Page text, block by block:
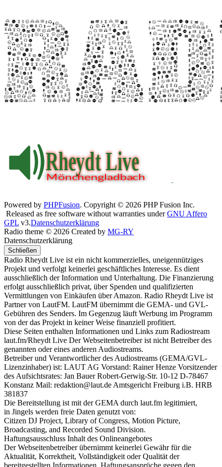
Powered by PHPFusion. Copyright © 2026 PHP Fusion Inc.
Released as free software without warranties underGNU Affero
GPL v3.Datenschutzerklärung
Radio theme © 2026 Created by MG-RY
Datenschutzerklärung
Schließen
Radio Rheydt Live ist ein nicht kommerzielles, uneigennütziges
Projekt und verfolgt keinerlei geschäftliches Interesse. Es dient
ausschließlich der Information und Unterhaltung. Die Finanzierung
erfolgt ausschließlich privat, über Spenden und qualifizierten
Vermittlungen von Einkäufen über Amazon. Radio Rheydt Live ist
Partner von LautFM. LautFM übernimmt die GEMA- und GVL-
Gebühren des Senders. Im Gegenzug läuft Werbung im Programm
von der das Projekt in keiner Weise finanziell profitiert.
Diese Seiten enthalten Informationen und Links zum Radiostream
laut.fm/Rheydt Live Der Webseitenbetreiber ist nicht Betreiber des
genannten oder eines anderen Audiostreams.
Betreiber und Verantwortlicher des Audiostreams (GEMA/GVL-
Lizenzinhaber) ist: LAUT AG Vorstand: Rainer Henze Vorsitzender
des Aufsichtsrates: Jan Bauer Robert-Gerwig-Str. 10-12 D-78467
Konstanz Mail: redaktion@laut.de Amtsgericht Freiburg i.B. HRB
381837
Die Bereitstellung ist mit der GEMA durch laut.fm legitimiert,
in Jingels werden freie Daten genutzt von:
Citizen DJ Project, Library of Congress, Motion Picture,
Broadcasting, and Recorded Sound Division.
Haftungsausschluss Inhalt des Onlineangebotes
Der Webseitenbetreiber übernimmt keinerlei Gewähr für die
Aktualität, Korrektheit, Vollständigkeit oder Qualität der
bereitgestellten Informationen. Haftungsansprüche gegen den